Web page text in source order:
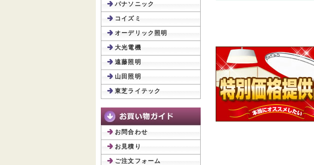
パナソニック
コイズミ
オーデリック照明
大光電機
遠藤照明
山田照明
東芝ライテック
お問合わせ
お見積り
ご注文フォーム